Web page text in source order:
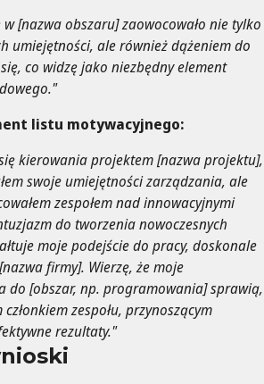
[nazwa obszaru] zaowocowało nie tylko
umiejętności, ale również dążeniem do
co widzę jako niezbędny element
listu motywacyjnego:
kierowania projektem [nazwa projektu],
swoje umiejętności zarządzania, ale
zespołem nad innowacyjnymi
do tworzenia nowoczesnych
moje podejście do pracy, doskonale
firmy]. Wierzę, że moje
do [obszar, np. programowania] sprawią,
zespołu, przynoszącym
rezultaty."